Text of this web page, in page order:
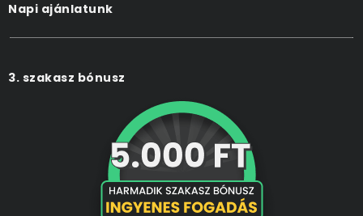
Napi ajánlatunk
3. szakasz bónusz